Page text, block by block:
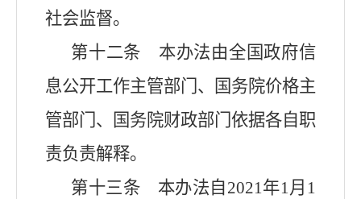
社会监督。
第十二条 本办法由全国政府信
息公开工作主管部门、国务院价格主
管部门、国务院财政部门依据各自职
责负责解释。
第十三条 本办法自2021年1月1